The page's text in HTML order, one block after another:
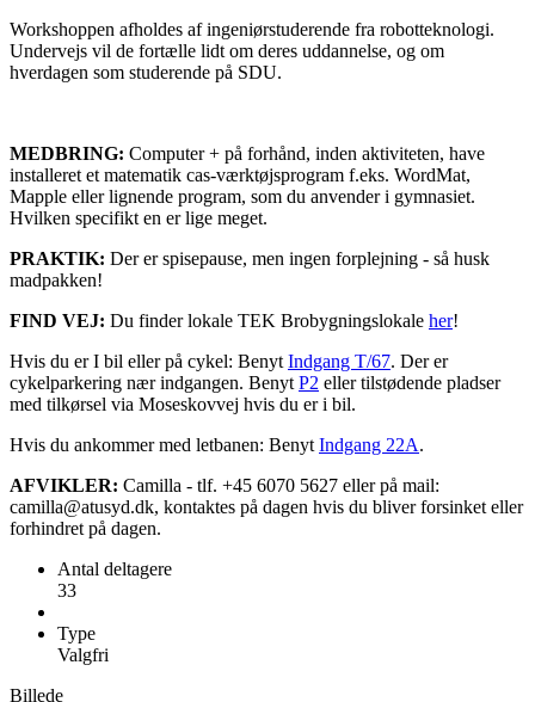
Workshoppen afholdes af ingeniørstuderende fra robotteknologi.
Undervejs vil de fortælle lidt om deres uddannelse, og om
hverdagen som studerende på SDU.
MEDBRING: Computer + på forhånd, inden aktiviteten, have
installeret et matematik cas-værktøjsprogram f.eks. WordMat,
Mapple eller lignende program, som du anvender i gymnasiet.
Hvilken specifikt en er lige meget.
PRAKTIK: Der er spisepause, men ingen forplejning - så husk
madpakken!
FIND VEJ: Du finder lokale TEK Brobygningslokale her!
Hvis du er I bil eller på cykel: Benyt Indgang T/67. Der er
cykelparkering nær indgangen. Benyt P2 eller tilstødende pladser
med tilkørsel via Moseskovvej hvis du er i bil.
Hvis du ankommer med letbanen: Benyt Indgang 22A.
AFVIKLER: Camilla - tlf. +45 6070 5627 eller på mail:
camilla@atusyd.dk, kontaktes på dagen hvis du bliver forsinket eller
forhindret på dagen.
Antal deltagere
33
Type
Valgfri
Billede